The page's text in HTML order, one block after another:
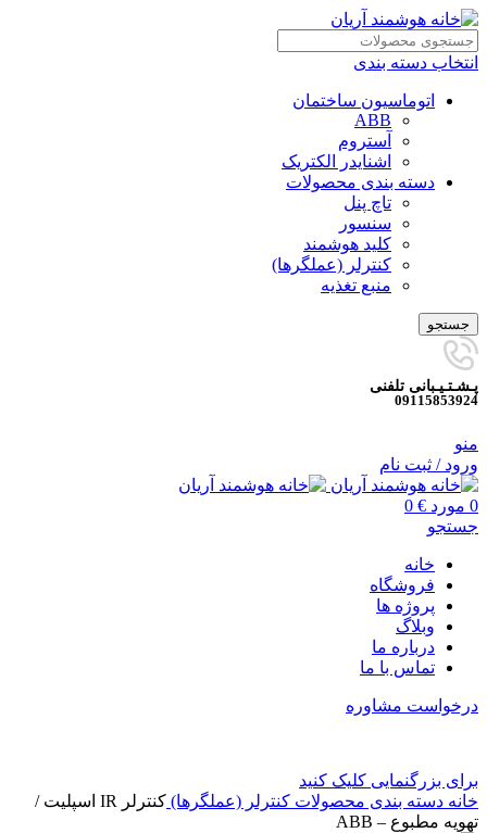
انتخاب دسته بندی
اتوماسیون ساختمان
ABB
آستروم
اشنایدر الکتریک
دسته بندی محصولات
تاچ پنل
سنسور
کلید هوشمند
کنترلر (عملگرها)
منبع تغذیه
جستجو
پـشـتـیـبانی تلفنی
09115853924
منو
ورود / ثبت نام
0 مورد 0 €
جستجو
خانه
فروشگاه
پروژه ها
وبلاگ
درباره ما
تماس با ما
درخواست مشاوره
برای بزرگنمایی کلیک کنید
خانه دسته بندی محصولات کنترلر (عملگرها)
کنترلر IR اسپلیت /
تهویه مطبوع – ABB